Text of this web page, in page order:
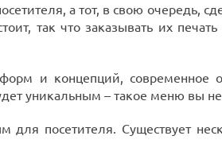
а тот, в свою очередь,
так что заказывать их
и концепций, современное
уникальным – такое меню вы
посетителя. Существует